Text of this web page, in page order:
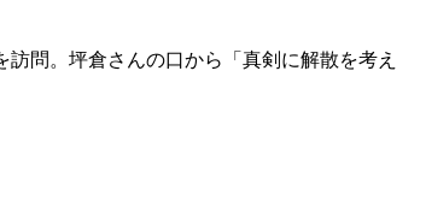
問。坪倉さんの口から「真剣に解散を考え